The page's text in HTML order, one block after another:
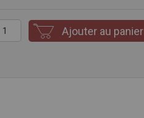
Ajouter au panier